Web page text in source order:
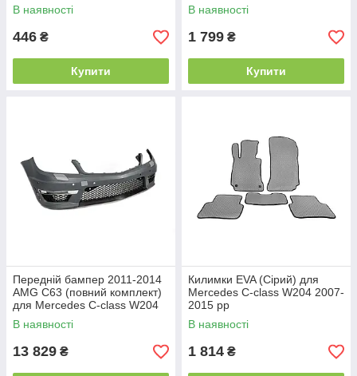
В наявності
446 ₴
Купити
В наявності
1 799 ₴
Купити
Передній бампер 2011-2014
AMG C63 (повний комплект)
для Mercedes C-class W204
рр
В наявності
13 829 ₴
Килимки EVA (Сірий) для
Mercedes C-class W204 2007-
2015 рр
В наявності
1 814 ₴